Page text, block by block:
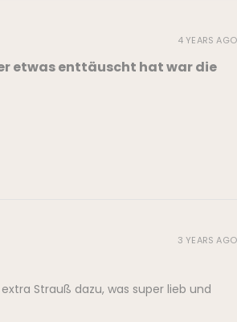
etwas enttäuscht hat war die
4 YEARS AGO
Strauß dazu, was super lieb und
3 YEARS AGO